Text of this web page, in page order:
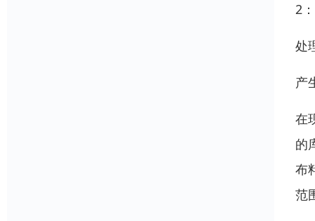
2
处
产
在
的
布
范